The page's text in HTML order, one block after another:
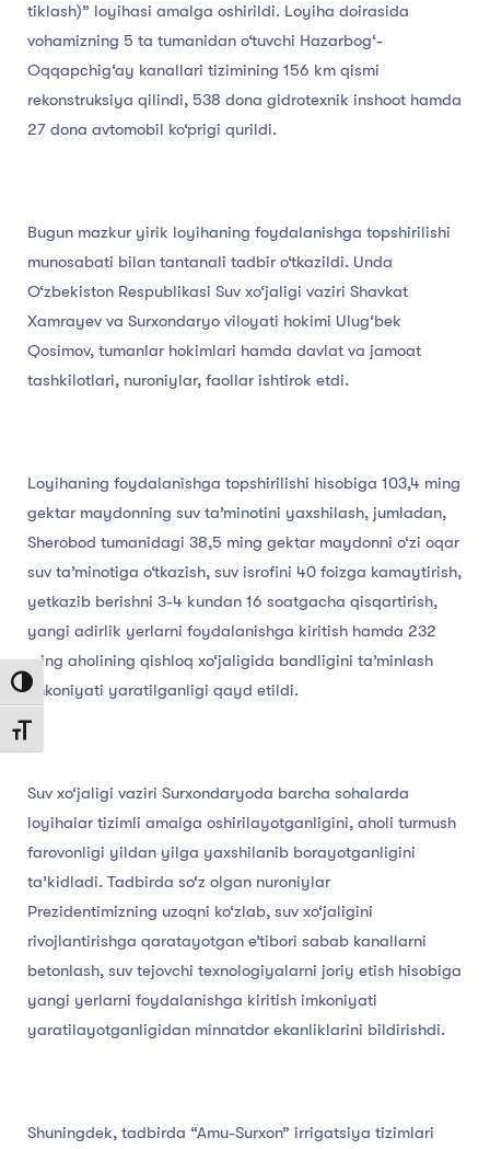
Toggle High Contrast
Toggle Font size
tiklash)” loyihasi amalga oshirildi. Loyiha doirasida
vohamizning 5 ta tumanidan o‘tuvchi Hazarbog‘-
Oqqapchig‘ay kanallari tizimining 156 km qismi
rekonstruksiya qilindi, 538 dona gidrotexnik inshoot hamda
27 dona avtomobil ko‘prigi qurildi.
Bugun mazkur yirik loyihaning foydalanishga topshirilishi
munosabati bilan tantanali tadbir o‘tkazildi. Unda
O‘zbekiston Respublikasi Suv xo‘jaligi vaziri Shavkat
Xamrayev va Surxondaryo viloyati hokimi Ulug‘bek
Qosimov, tumanlar hokimlari hamda davlat va jamoat
tashkilotlari, nuroniylar, faollar ishtirok etdi.
Loyihaning foydalanishga topshirilishi hisobiga 103,4 ming
gektar maydonning suv ta’minotini yaxshilash, jumladan,
Sherobod tumanidagi 38,5 ming gektar maydonni o‘zi oqar
suv ta’minotiga o‘tkazish, suv isrofini 40 foizga kamaytirish,
yetkazib berishni 3-4 kundan 16 soatgacha qisqartirish,
yangi adirlik yerlarni foydalanishga kiritish hamda 232
ming aholining qishloq xo‘jaligida bandligini ta’minlash
imkoniyati yaratilganligi qayd etildi.
Suv xo‘jaligi vaziri Surxondaryoda barcha sohalarda
loyihalar tizimli amalga oshirilayotganligini, aholi turmush
farovonligi yildan yilga yaxshilanib borayotganligini
ta’kidladi. Tadbirda so‘z olgan nuroniylar
Prezidentimizning uzoqni ko‘zlab, suv xo‘jaligini
rivojlantirishga qaratayotgan e’tibori sabab kanallarni
betonlash, suv tejovchi texnologiyalarni joriy etish hisobiga
yangi yerlarni foydalanishga kiritish imkoniyati
yaratilayotganligidan minnatdor ekanliklarini bildirishdi.
Shuningdek, tadbirda “Amu-Surxon” irrigatsiya tizimlari